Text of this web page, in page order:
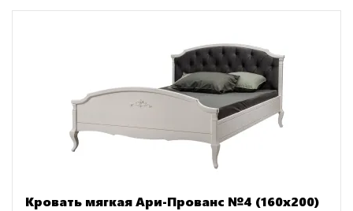
Кровать мягкая Ари-Прованс №4 (160х200)